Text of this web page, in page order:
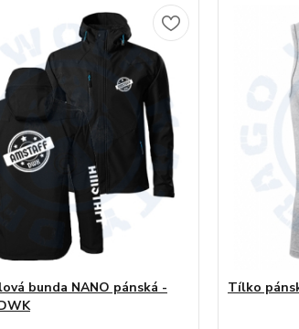
bunda NANO pánská -
Tílko